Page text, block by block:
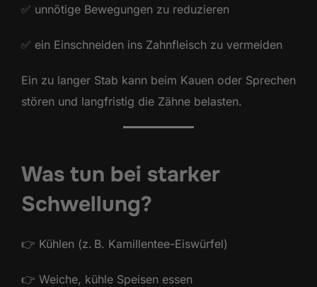
✅ unnötige Bewegungen zu reduzieren
✅ ein Einschneiden ins Zahnfleisch zu vermeiden
Ein zu langer Stab kann beim Kauen oder Sprechen
stören und langfristig die Zähne belasten.
Was tun bei starker
Schwellung?
👉 Kühlen (z. B. Kamillentee-Eiswürfel)
👉 Weiche, kühle Speisen essen